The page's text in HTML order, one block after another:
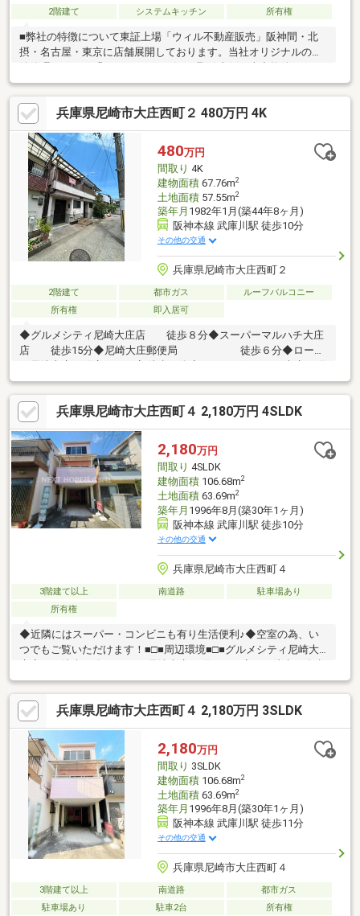
2階建て システムキッチン 所有権
■弊社の特徴について東証上場「ウィル不動産販売」阪神間・北
摂・名古屋・東京に店舗展開しております。当社オリジナルの物
件管理システム「ウィリングナビ」で取引事例・売出物件など一
挙に比較、ご説明いたします。お買い換え・リフォーム・ローン
相談等お住まいに関わることは何でもご相談ください。弊社独自
のお得な「平日会員制度」あります。現地待ち合わせや物件最寄
り駅までの送迎も可能です。まずはお気軽にお電話を！【定休
日】なし・年末年始・他【営業時間】10：00～19：00駐車場・キ
ッズスペースもございます。小さなお子様がいらっしゃるご家庭
もお気軽にご来場下さい！詳しくは当社ホームページまで。
兵庫県尼崎市大庄西町２ 480万円 4K
480万円
間取り 4K
建物面積67.76m2
土地面積57.55m2
築年月 1982年1月(築44年8ヶ月)
阪神本線 武庫川駅 徒歩10分
その他の交通
兵庫県尼崎市大庄西町２
2階建て 都市ガス
ルーフバルコニー
所有権
即入居可
◆グルメシティ尼崎大庄店 徒歩８分◆スーパーマルハチ大庄
店 徒歩15分◆尼崎大庄郵便局 徒歩６分◆ローソ
店 徒歩13分◆大庄小学校 徒歩９分◆大庄中学校 徒
歩10分
兵庫県尼崎市大庄西町４ 2,180万円 4SLDK
2,180万円
間取り 4SLDK
建物面積106.68m2
土地面積63.69m2
築年月 1996年8月(築30年1ヶ月)
阪神本線 武庫川駅 徒歩10分
その他の交通
兵庫県尼崎市大庄西町４
3階建て以上 南道路
駐車場あり
所有権
◆近隣にはスーパー・コンビニも有り生活便利♪◆空室の為、い
つでもご覧いただけます！■□■周辺環境■□■グルメシティ尼崎大
庄店まで徒歩４分ローソン 尼崎大庄西町三丁目店まで徒歩４分水
明公園まで徒歩３分 コープ大庄まで徒歩６分尼崎大庄郵便局まで
徒歩５分ファミリーマート 尼崎大庄西町店まで徒歩７分スーパー
マルハチ大庄店まで徒歩１０分◇大庄小学校まで徒歩５分◇大庄
中学校まで徒歩１０分◆◇◆今すぐご覧になられたい方
◆◇◆【見学予約】ボタンをタップしてください！！
兵庫県尼崎市大庄西町４ 2,180万円 3SLDK
2,180万円
間取り 3SLDK
建物面積106.68m2
土地面積63.69m2
築年月 1996年8月(築30年1ヶ月)
阪神本線 武庫川駅 徒歩11分
その他の交通
兵庫県尼崎市大庄西町４
3階建て以上 南道路
都市ガス
駐車場あり
駐車2台 所有権